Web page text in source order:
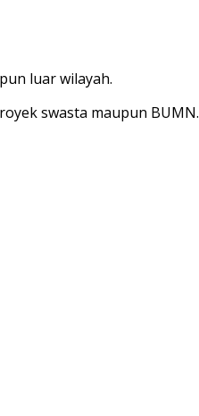
luar wilayah.
swasta maupun BUMN.